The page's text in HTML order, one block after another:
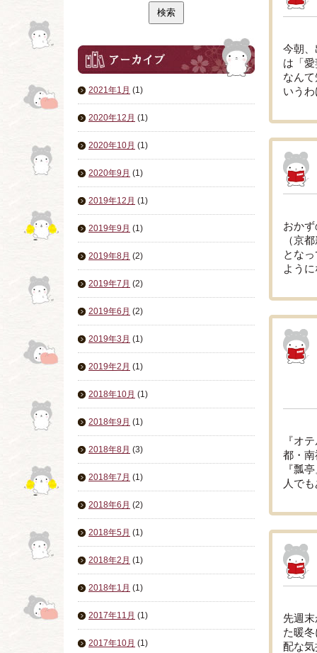
2021年1月 (1)
2020年12月 (1)
2020年10月 (1)
2020年9月 (1)
2019年12月 (1)
2019年9月 (1)
2019年8月 (2)
2019年7月 (2)
2019年6月 (2)
2019年3月 (1)
2019年2月 (1)
2018年10月 (1)
2018年9月 (1)
2018年8月 (3)
2018年7月 (1)
2018年6月 (2)
2018年5月 (1)
2018年2月 (1)
2018年1月 (1)
2017年11月 (1)
2017年10月 (1)
今朝
は「
なん
いう
おか
（京
とな
よう
『オ
都・
『瓢
人で
先週
た暖
配な